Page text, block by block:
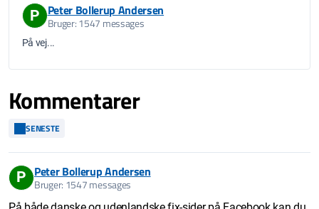
P Peter Bollerup Andersen
Bruger: 1547 messages
På vej...
Kommentarer
SENESTE
P Peter Bollerup Andersen
Bruger: 1547 messages